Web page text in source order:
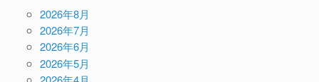
2026年8月
2026年7月
2026年6月
2026年5月